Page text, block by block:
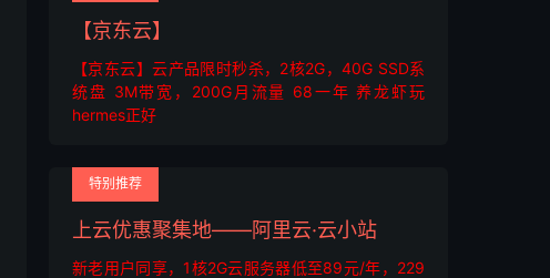
【京东云】
【京东云】云产品限时秒杀，2核2G，40G SSD系
统盘 3M带宽，200G月流量 68一年 养龙虾玩
hermes正好
特别推荐
上云优惠聚集地——阿里云·云小站
新老用户同享，1核2G云服务器低至89元/年，229